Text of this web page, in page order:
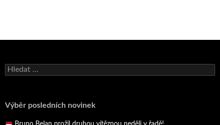
Vyhledávání
Výběr posledních novinek
Andy Appleton obhájil dlouhodrážní titul!
Pražský přebor neskrblil překvapeními!